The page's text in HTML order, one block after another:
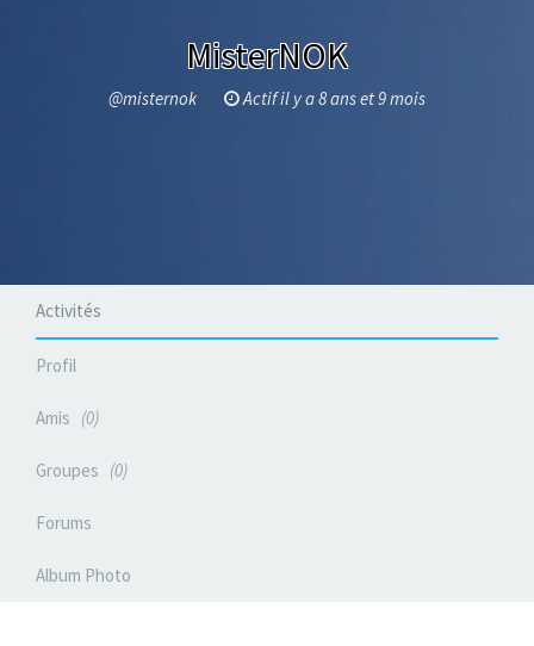
MisterNOK
@misternok Actif il y a 8 ans et 9 mois
Activités
Profil
Amis 0
Groupes 0
Forums
Album Photo